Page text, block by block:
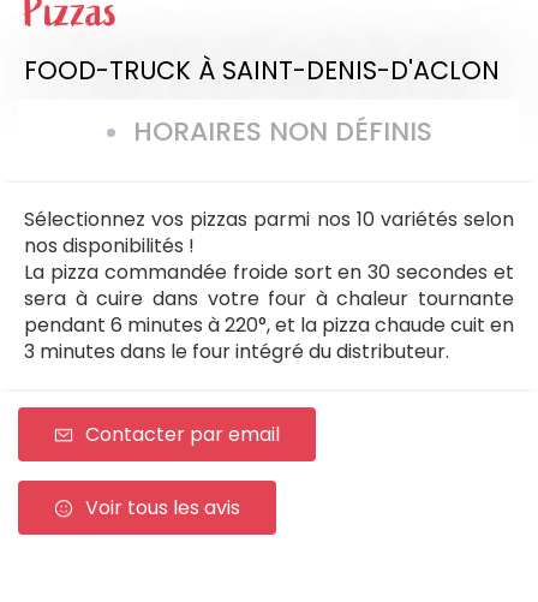
FOOD-TRUCK À SAINT-DENIS-D'ACLON
HORAIRES NON DÉFINIS
Sélectionnez vos pizzas parmi nos 10 variétés selon
nos disponibilités !
La pizza commandée froide sort en 30 secondes et
sera à cuire dans votre four à chaleur tournante
pendant 6 minutes à 220°, et la pizza chaude cuit en
3 minutes dans le four intégré du distributeur.
Contacter par email
Voir tous les avis